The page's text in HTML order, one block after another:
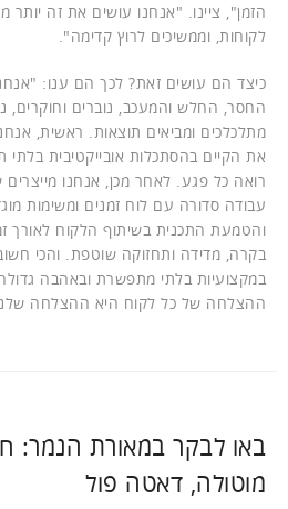
לקוחות, וממשיכים לרוץ קדימה".
כיצד הם עושים זאת? לכך הם ענו:
החסר, החלש והמעכב, נוברים וחוקרים,
מתלכלכים ומביאים תוצאות. ראשית,
את הקיים בהסתכלות אובייקטיבית בלתי
רואה כל פגע. לאחר מכן, אנחנו
עבודה סדורה עם לוח זמנים ומשימות
והטמעת התכנית בשיתוף הלקוח לאורך
בקרה, מדידה ותחזוקה שוטפת. והכי
במקצועיות בלתי מתפשרת ובאהבה
ההצלחה של כל לקוח היא ההצלחה
באו לבקר במאורת הנמר:
מוטולה, דאטה פול